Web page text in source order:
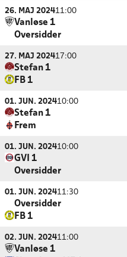
26. MAJ 202411:00
Vanløse 1
Oversidder
27. MAJ 202417:00
Stefan 1
FB 1
01. JUN. 202410:00
Stefan 1
Frem
01. JUN. 202410:00
GVI 1
Oversidder
01. JUN. 202411:30
Oversidder
FB 1
02. JUN. 202411:00
Vanløse 1